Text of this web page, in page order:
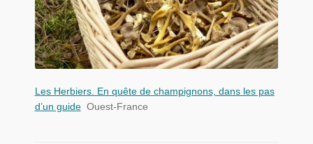
Les Herbiers. En quête de champignons, dans les pas
d’un guide Ouest-France